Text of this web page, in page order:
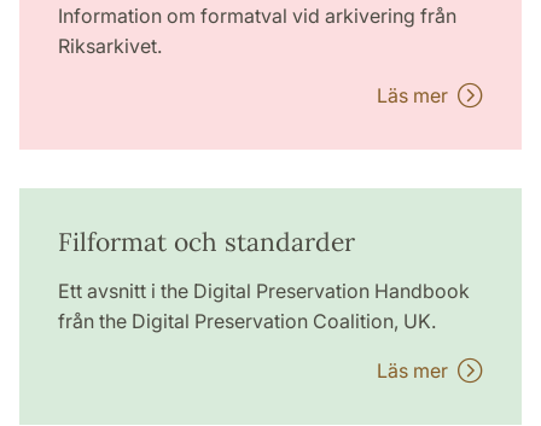
Information om formatval vid arkivering från
Riksarkivet.
Läs mer
Filformat och standarder
Ett avsnitt i the Digital Preservation Handbook
från the Digital Preservation Coalition, UK.
Läs mer